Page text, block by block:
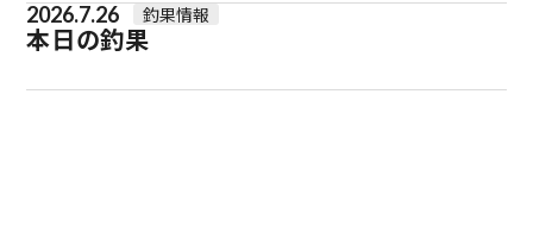
2026.7.26 釣果情報
本日の釣果